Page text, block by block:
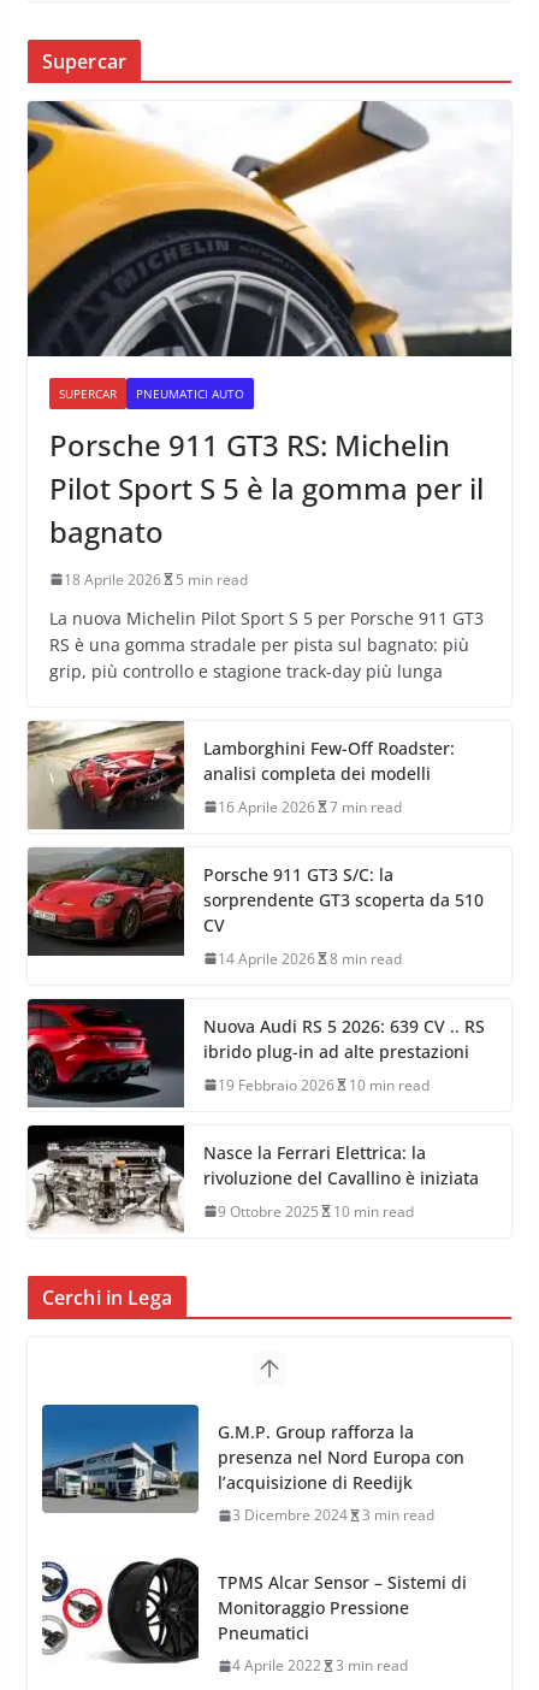
Supercar
SUPERCAR PNEUMATICI AUTO
Porsche 911 GT3 RS: Michelin
Pilot Sport S 5 è la gomma per il
bagnato
18 Aprile 2026 5 min read
La nuova Michelin Pilot Sport S 5 per Porsche 911 GT3
RS è una gomma stradale per pista sul bagnato: più
grip, più controllo e stagione track-day più lunga
Lamborghini Few-Off Roadster:
analisi completa dei modelli
16 Aprile 2026 7 min read
Porsche 911 GT3 S/C: la
sorprendente GT3 scoperta da 510
CV
14 Aprile 2026 8 min read
Nuova Audi RS 5 2026: 639 CV .. RS
ibrido plug-in ad alte prestazioni
19 Febbraio 2026 10 min read
Nasce la Ferrari Elettrica: la
rivoluzione del Cavallino è iniziata
9 Ottobre 2025 10 min read
Cerchi in Lega
TPMS Alcar Sensor – Sistemi di
Monitoraggio Pressione
Pneumatici
4 Aprile 2022 3 min read
Cerchi in Lega Mercedes: Novità
MAK 2019 – 2020
16 Settembre 2019